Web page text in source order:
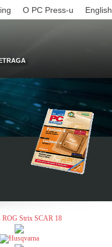
English
O PC Press-u